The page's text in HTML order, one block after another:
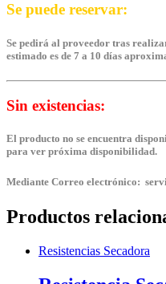
Se puede reservar:
Se pedirá al proveedor tras
estimado es de 7 a 10 días
Sin existencias:
El producto no se encuentra
para ver próxima disponibilidad.
Mediante Correo electrónico:
Productos
Resistencias Secadora